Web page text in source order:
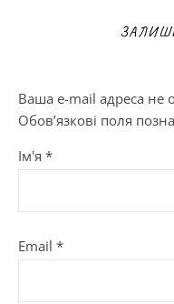
Ваша e-mail адреса не
Обов’язкові поля
Ім'я *
Email *